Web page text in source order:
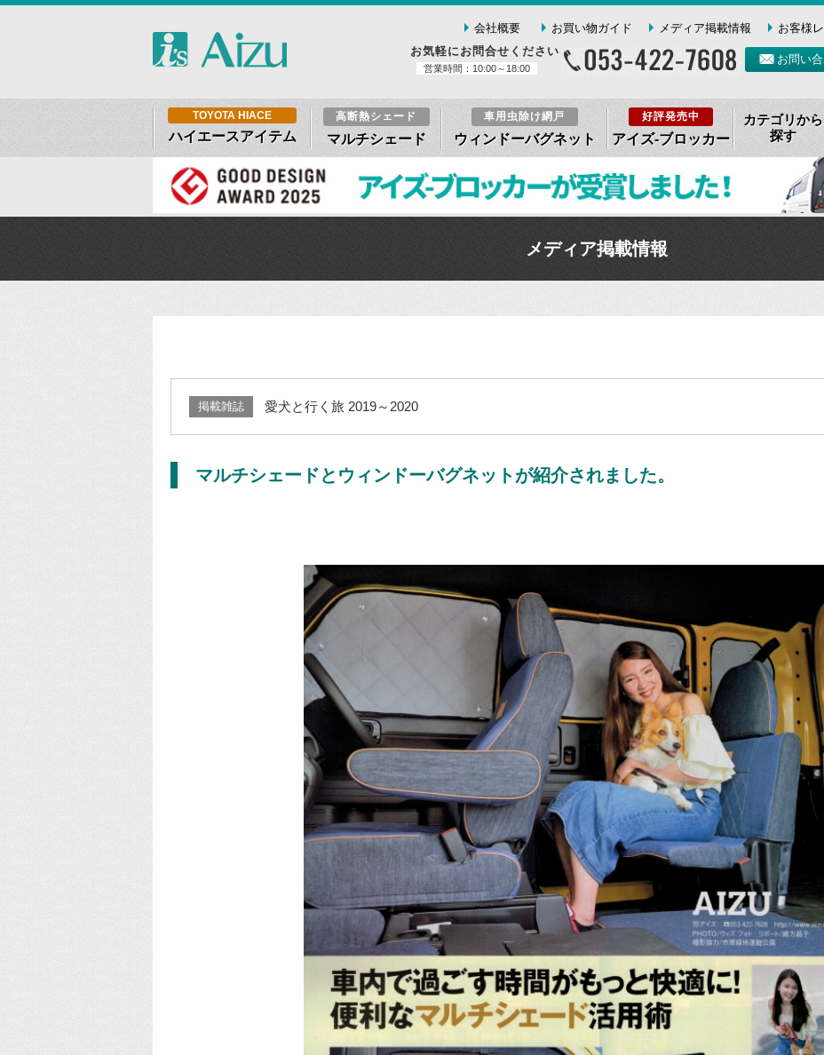
会社概要 お買い物ガイド メディア掲載情報
お客様
お気軽にお問合せください
営業時間：10:00～18:00
お問い
TOYOTA HIACE
ハイエースアイテム
高断熱シェード
マルチシェード
車用虫除け網戸
ウィンドーバグネット
好評発売中
アイズ-ブロッカー
カテゴリから
探す
メディア掲載情報
掲載雑誌 愛犬と行く旅 2019～2020
マルチシェードとウィンドーバグネットが紹介されました。